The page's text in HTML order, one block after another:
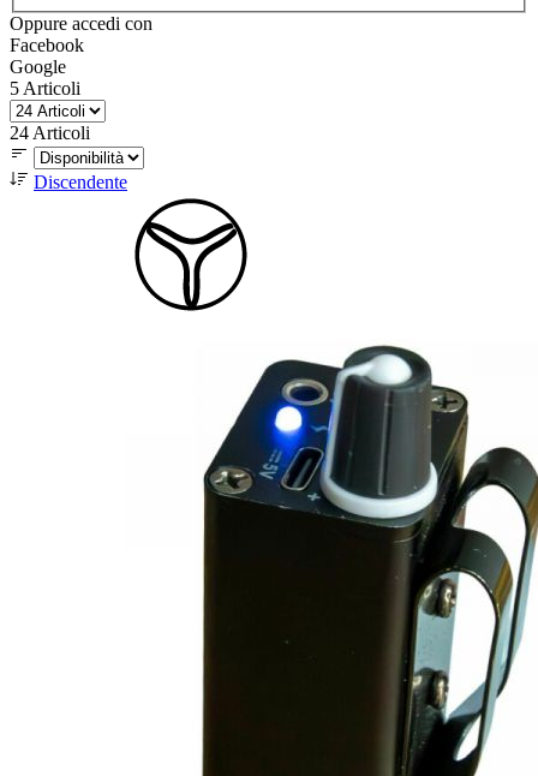
Oppure accedi con
Facebook
Google
5Articoli
24Articoli
Discendente